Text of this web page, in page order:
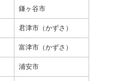
鎌ヶ谷市
君津市（かずさ）
富津市（かずさ）
浦安市